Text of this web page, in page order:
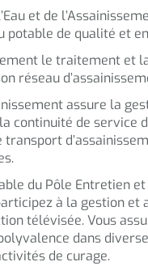
et de
potable de qualité et
le traitement et
réseau
assure la
continuité de service
du Pôle Entretien
à la gestion et
télévisée. Vous
dans
de curage.